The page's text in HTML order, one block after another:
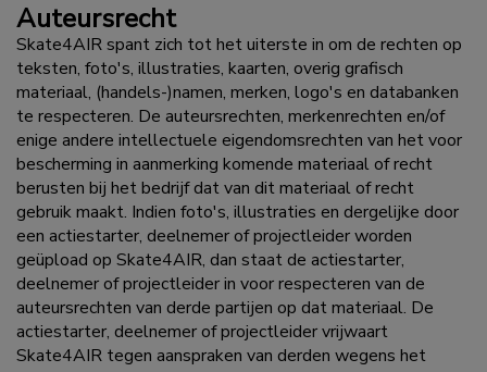
Auteursrecht
Skate4AIR spant zich tot het uiterste in om de rechten op
teksten, foto's, illustraties, kaarten, overig grafisch
materiaal, (handels-)namen, merken, logo's en databanken
te respecteren. De auteursrechten, merkenrechten en/of
enige andere intellectuele eigendomsrechten van het voor
bescherming in aanmerking komende materiaal of recht
berusten bij het bedrijf dat van dit materiaal of recht
gebruik maakt. Indien foto's, illustraties en dergelijke door
een actiestarter, deelnemer of projectleider worden
geüpload op Skate4AIR, dan staat de actiestarter,
deelnemer of projectleider in voor respecteren van de
auteursrechten van derde partijen op dat materiaal. De
actiestarter, deelnemer of projectleider vrijwaart
Skate4AIR tegen aanspraken van derden wegens het